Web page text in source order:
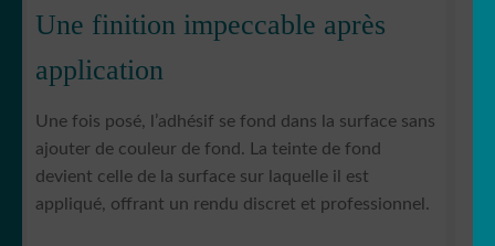
Une finition impeccable après
application
Une fois posé, l’adhésif se fond dans la surface sans
ajouter de couleur de fond. La teinte de fond
devient celle de la surface sur laquelle il est
appliqué, offrant un rendu discret et professionnel.